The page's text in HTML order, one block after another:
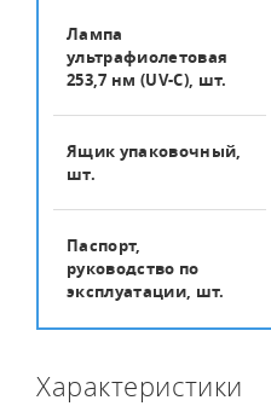
Лампа
ультрафиолетовая
253,7 нм (UV-C), шт.
Ящик упаковочный,
шт.
Паспорт,
руководство по
эксплуатации, шт.
Характеристики